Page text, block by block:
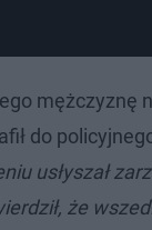
mężczyznę
do
usłyszał
że